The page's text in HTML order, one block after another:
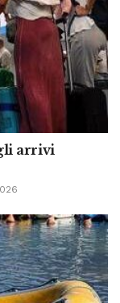
arrivi